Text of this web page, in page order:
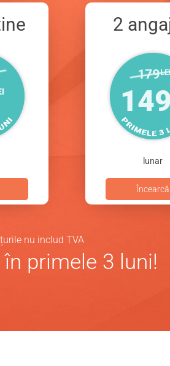
2
lunar
Încearcă
nu includ TVA
în primele 3 luni!